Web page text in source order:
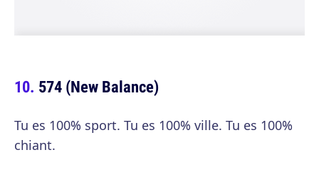
574 (New Balance)
Tu es 100% sport. Tu es 100% ville. Tu es 100%
chiant.